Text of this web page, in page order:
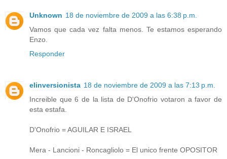
Unknown 18 de noviembre de 2009 a las 6:38 p.m.
Vamos que cada vez falta menos. Te estamos esperando
Enzo.
Responder
elinversionista 18 de noviembre de 2009 a las 7:13 p.m.
Increible que 6 de la lista de D'Onofrio votaron a favor de
esta estafa.
D'Onofrio = AGUILAR E ISRAEL
Mera - Lancioni - Roncagliolo = El unico frente OPOSITOR